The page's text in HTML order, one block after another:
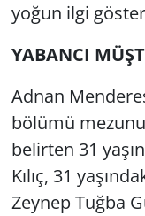
yoğun ilgi
YABANCI
Adnan
bölümü
belirten 31
Kılıç, 31
Zeynep Tuğba